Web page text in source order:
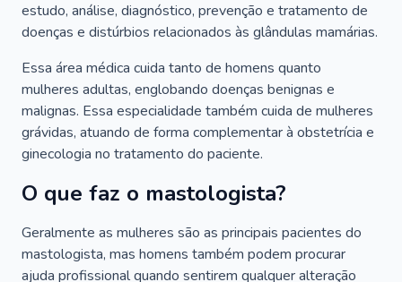
estudo, análise, diagnóstico, prevenção e tratamento de
doenças e distúrbios relacionados às glândulas mamárias.
Essa área médica cuida tanto de homens quanto
mulheres adultas, englobando doenças benignas e
malignas. Essa especialidade também cuida de mulheres
grávidas, atuando de forma complementar à obstetrícia e
ginecologia no tratamento do paciente.
O que faz o mastologista?
Geralmente as mulheres são as principais pacientes do
mastologista, mas homens também podem procurar
ajuda profissional quando sentirem qualquer alteração